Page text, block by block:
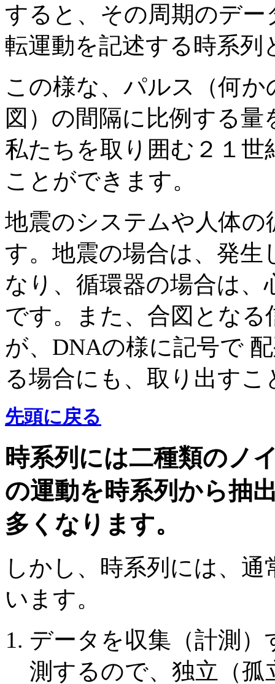
すると、その周期のデ
転運動を記述する時系
この様な、パルス（何
図）の間隔に比例する
私たちを取り囲む２１
ことができます。
地震のシステムや人体
す。地震の場合は、発
なり、循環器の場合は
です。また、合図とな
が、DNAの様に記号で
る場合にも、取り出すこ
先頭に戻る
時系列には二種類のノ
の運動を時系列から抽
多くなります。
しかし、時系列には、
います。
データを収集（計測
測するので、独立（